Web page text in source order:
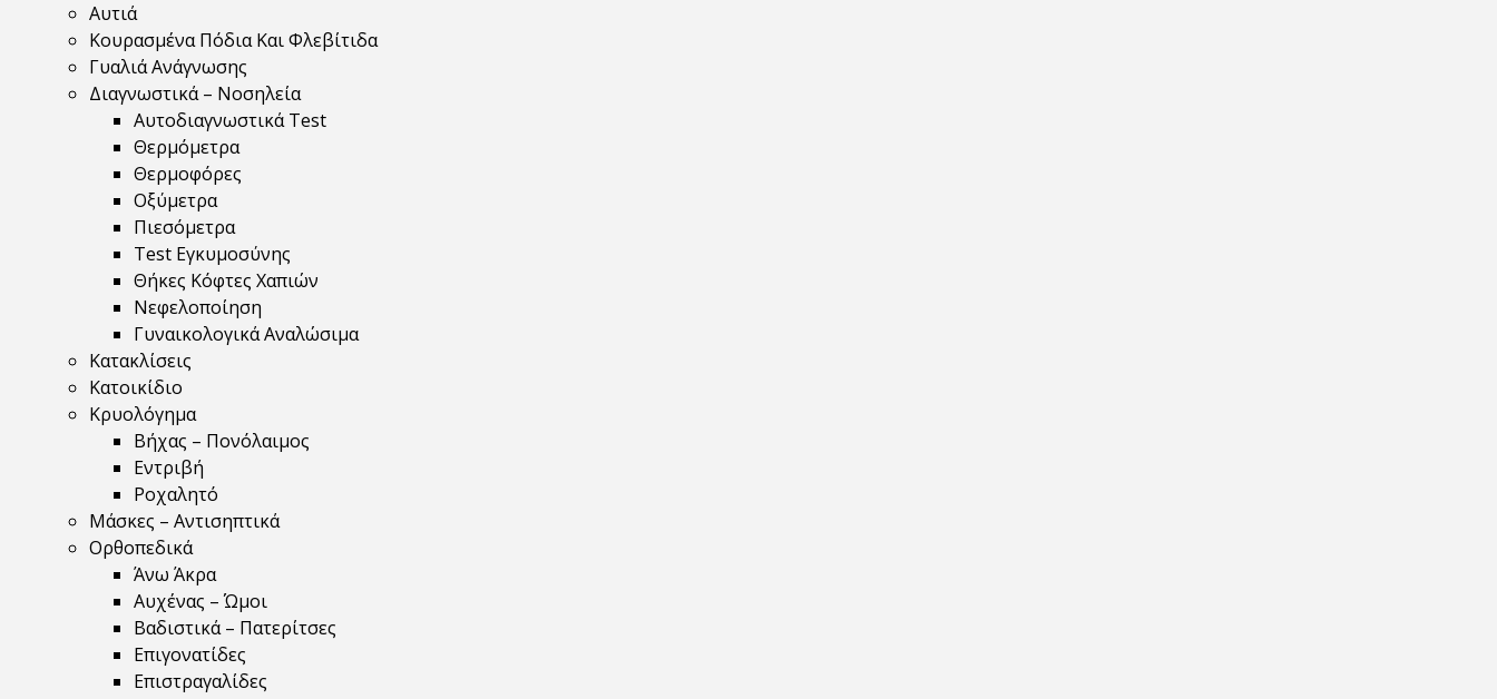
Αυτιά
Κουρασμένα Πόδια Και Φλεβίτιδα
Γυαλιά Ανάγνωσης
Διαγνωστικά – Νοσηλεία
Αυτοδιαγνωστικά Test
Θερμόμετρα
Θερμοφόρες
Οξύμετρα
Πιεσόμετρα
Test Εγκυμοσύνης
Θήκες Κόφτες Χαπιών
Νεφελοποίηση
Γυναικολογικά Αναλώσιμα
Κατακλίσεις
Κατοικίδιο
Κρυολόγημα
Βήχας – Πονόλαιμος
Εντριβή
Ροχαλητό
Μάσκες – Αντισηπτικά
Ορθοπεδικά
Άνω Άκρα
Αυχένας – Ώμοι
Βαδιστικά – Πατερίτσες
Επιγονατίδες
Επιστραγαλίδες